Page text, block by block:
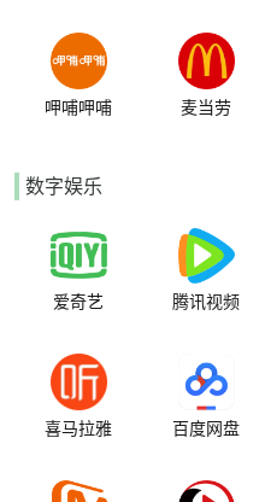
呷哺呷哺 麦当劳
数字娱乐
爱奇艺 腾讯视频
喜马拉雅 百度网盘